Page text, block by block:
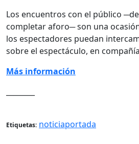
Los encuentros con el público
completar aforo─ son una
los espectadores puedan
sobre el espectáculo, en
Más información
Etiquetas: noticiaportada